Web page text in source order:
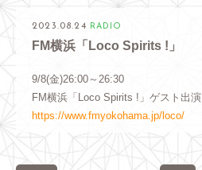
2023.08.24 RADIO
FM横浜「Loco Spirits !」
9/8(金)26:00～26:30
FM横浜「Loco Spirits !」ゲスト出演
https://www.fmyokohama.jp/loco/